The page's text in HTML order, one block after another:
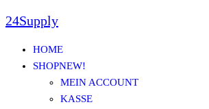
Zum
springen
24Supply
HOME
SHOPNEW!
MEIN ACCOUNT
KASSE